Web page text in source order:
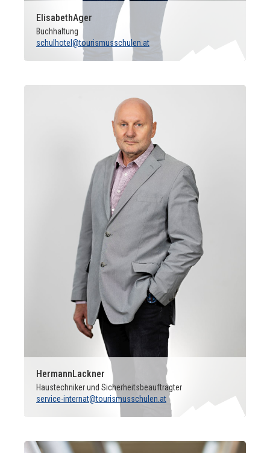
ElisabethAger
Buchhaltung
schulhotel@tourismusschulen.at
HermannLackner
Haustechniker und Sicherheitsbeauftragter
service-internat@tourismusschulen.at